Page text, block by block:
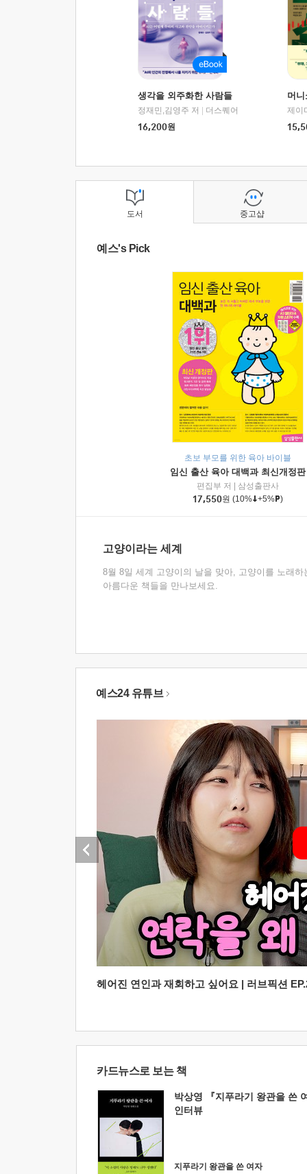
생각을 외주화한 사람들
정재민,김영주 저
더스퀘어
16,200원
머
도서
예스's Pick
초보 부모를 위한 육아 바이블
임신 출산 육아 대백과 최신개정판
편집부 저
삼성출판사
17,550원 (10% +5% )
고양이라는 세계
8월 8일 세계 고양이의 날을 맞아, 고양이를 노래하
아름다운 책들을 만나보세요.
중고샵
예스24 유튜브
헤어진 연인과 재회하고 싶어요 | 러브픽션
카드뉴스로 보는 책
박상영 『지푸라기 왕관을 쓴
인터뷰
지푸라기 왕관을 쓴 여자